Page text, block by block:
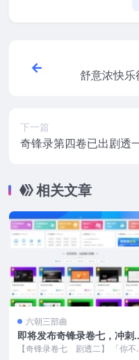
舒意浓快乐
下一篇
奇锋录第四卷已出剧透
相关文章
六朝三部曲
即将发布奇锋录卷七，冲刺
出剧透二
【奇锋录卷七 剧透二】 「你不